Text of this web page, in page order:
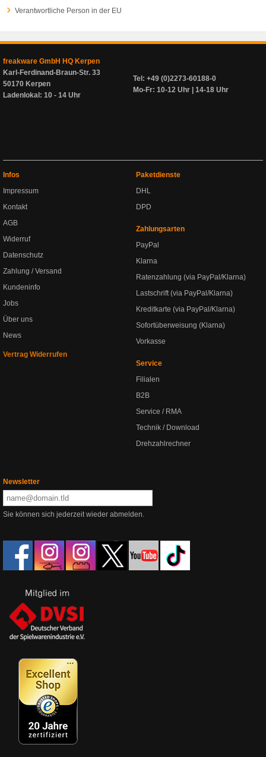
Verantwortliche Person in der EU
freakware GmbH HQ Kerpen
Karl-Ferdinand-Braun-Str. 33
50170 Kerpen
Ladenlokal: 10 - 14 Uhr
Tel: +49 (0)2273-60188-0
Mo-Fr: 10-12 Uhr | 14-18 Uhr
Infos
Impressum
Kontakt
AGB
Widerruf
Datenschutz
Zahlung / Versand
Kundeninfo
Jobs
Über uns
News
Vertrag Widerrufen
Paketdienste
DHL
DPD
Zahlungsarten
PayPal
Klarna
Ratenzahlung (via PayPal/Klarna)
Lastschrift (via PayPal/Klarna)
Kreditkarte (via PayPal/Klarna)
Sofortüberweisung (Klarna)
Vorkasse
Service
Filialen
B2B
Service / RMA
Technik / Download
Drehzahlrechner
Newsletter
Sie können sich jederzeit wieder abmelden.